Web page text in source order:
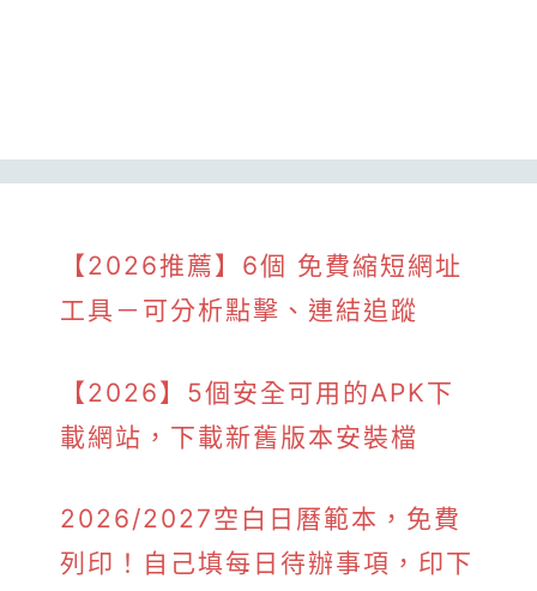
【2026推薦】6個 免費縮短網址
工具－可分析點擊、連結追蹤
【2026】5個安全可用的APK下
載網站，下載新舊版本安裝檔
2026/2027空白日曆範本，免費
列印！自己填每日待辦事項，印下